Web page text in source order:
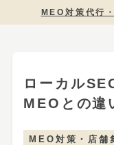
MEO対策代行
ローカル
MEOとの違
MEO対策・店舗